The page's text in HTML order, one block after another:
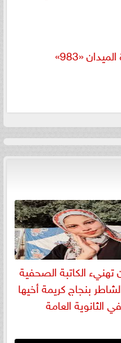
«983»
تهنيء الكاتبة الصحفية
بنجاج كريمة أخيها
في الثانوية العامة